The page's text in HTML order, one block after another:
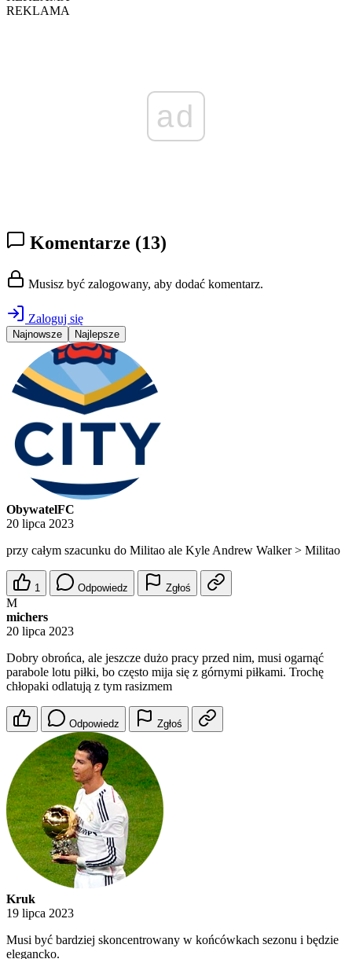
REKLAMA
ad
Komentarze (13)
Musisz być zalogowany, aby dodać komentarz.
Zaloguj się
Najnowsze Najlepsze
ObywatelFC
20 lipca 2023
przy całym szacunku do Militao ale Kyle Andrew Walker > Militao
1 Odpowiedz Zgłoś
M
michers
20 lipca 2023
Dobry obrońca, ale jeszcze dużo pracy przed nim, musi ogarnąć
parabole lotu piłki, bo często mija się z górnymi piłkami. Trochę
chłopaki odlatują z tym rasizmem
Odpowiedz Zgłoś
Kruk
19 lipca 2023
Musi być bardziej skoncentrowany w końcówkach sezonu i będzie
elegancko.